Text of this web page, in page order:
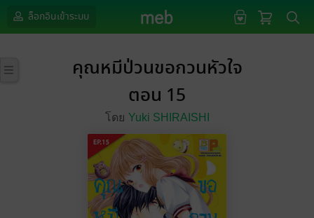
ล็อกอินเข้าระบบ
คุณหมีป่วนขอกวนหัวใจ
ตอน 15
โดย Yuki SHIRAISHI